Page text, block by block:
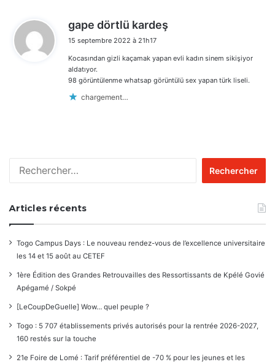
gape dörtlü kardeş
15 septembre 2022 à 21h17
Kocasından gizli kaçamak yapan evli kadın sinem sikişiyor
aldatıyor.
98 görüntülenme whatsap görüntülü sex yapan türk liseli.
chargement…
Articles récents
Togo Campus Days : Le nouveau rendez-vous de l’excellence universitaire
les 14 et 15 août au CETEF
1ère Édition des Grandes Retrouvailles des Ressortissants de Kpélé Govié
Apégamé / Sokpé
[LeCoupDeGuelle] Wow… quel peuple ?
Togo : 5 707 établissements privés autorisés pour la rentrée 2026-2027,
160 restés sur la touche
21e Foire de Lomé : Tarif préférentiel de -70 % pour les jeunes et les